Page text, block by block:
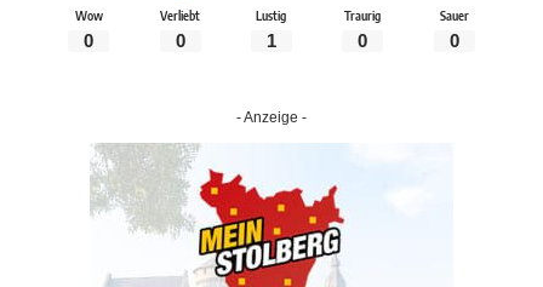
Wow
0
Verliebt
0
Lustig
1
Traurig
0
Sauer
0
- Anzeige -